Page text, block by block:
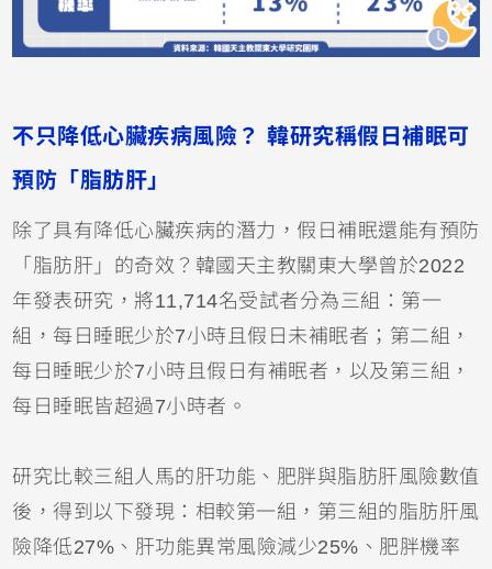
不只降低心臟疾病風險？ 韓研究稱假日補眠可
預防「脂肪肝」
除了具有降低心臟疾病的潛力，假日補眠還能有預防
「脂肪肝」的奇效？韓國天主教關東大學曾於2022
年發表研究，將11,714名受試者分為三組：第一
組，每日睡眠少於7小時且假日未補眠者；第二組，
每日睡眠少於7小時且假日有補眠者，以及第三組，
每日睡眠皆超過7小時者。
研究比較三組人馬的肝功能、肥胖與脂肪肝風險數值
後，得到以下發現：相較第一組，第三組的脂肪肝風
險降低27%、肝功能異常風險減少25%、肥胖機率